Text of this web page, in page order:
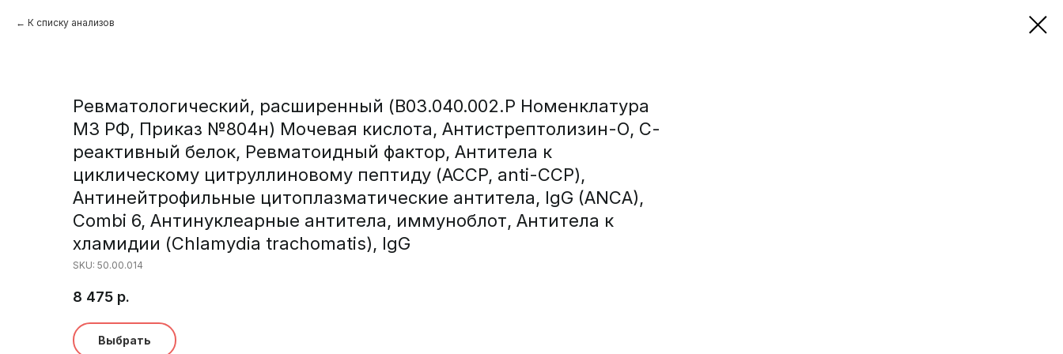
К списку анализов
Ревматологический, расширенный (B03.040.002.Р Номенклатура
МЗ РФ, Приказ №804н) Мочевая кислота, Антистрептолизин-О, С-
реактивный белок, Ревматоидный фактор, Антитела к
циклическому цитруллиновому пептиду (ACCP, anti-CCP),
Антинейтрофильные цитоплазматические антитела, IgG (ANCA),
Combi 6, Антинуклеарные антитела, иммуноблот, Антитела к
хламидии (Chlamydia trachomatis), IgG
SKU: 50.00.014
8 475 р.
Выбрать